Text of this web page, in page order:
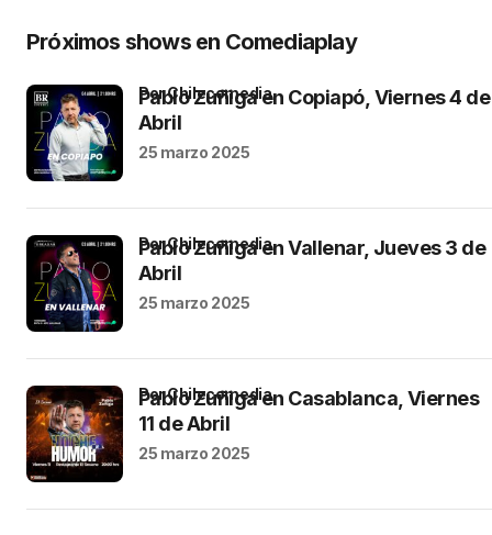
Próximos shows en Comediaplay
Pablo Zuñiga en Copiapó, Viernes 4 de
Abril
por Chilecomedia
25 marzo 2025
Pablo Zuñiga en Vallenar, Jueves 3 de
Abril
por Chilecomedia
25 marzo 2025
Pablo Zuñiga en Casablanca, Viernes
11 de Abril
por Chilecomedia
25 marzo 2025